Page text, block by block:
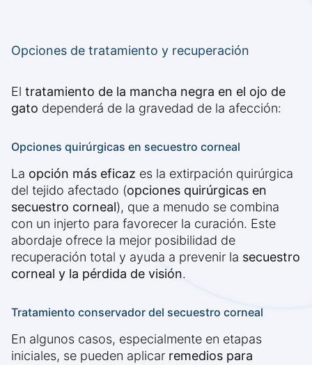
Opciones de tratamiento y recuperación
El tratamiento de la mancha negra en el ojo de
gato dependerá de la gravedad de la afección:
Opciones quirúrgicas en secuestro corneal
La opción más eficaz es la extirpación quirúrgica
del tejido afectado (opciones quirúrgicas en
secuestro corneal), que a menudo se combina
con un injerto para favorecer la curación. Este
abordaje ofrece la mejor posibilidad de
recuperación total y ayuda a prevenir la secuestro
corneal y la pérdida de visión.
Tratamiento conservador del secuestro corneal
En algunos casos, especialmente en etapas
iniciales, se pueden aplicar remedios para